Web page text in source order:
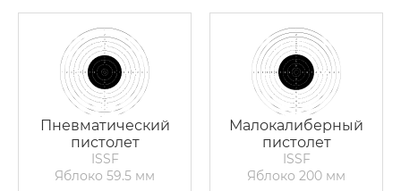
Пневматический
пистолет
ISSF
Яблоко 59.5 мм
Малокалиберный
пистолет
ISSF
Яблоко 200 мм